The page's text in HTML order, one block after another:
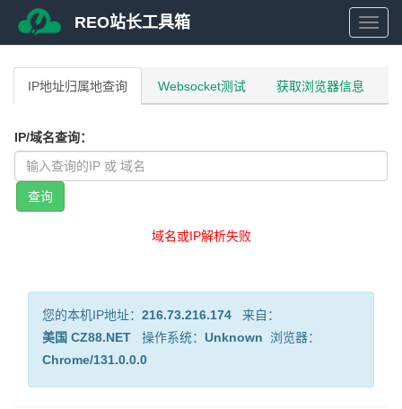
REO
REO站长工具箱
IP地址归属地查询 Websocket测试 获取浏览器信息
IP/域名查询：
域名或IP解析失败
您的本机IP地址： 216.73.216.174 来自：
美国 CZ88.NET 操作系统： Unknown 浏览器：
Chrome/131.0.0.0